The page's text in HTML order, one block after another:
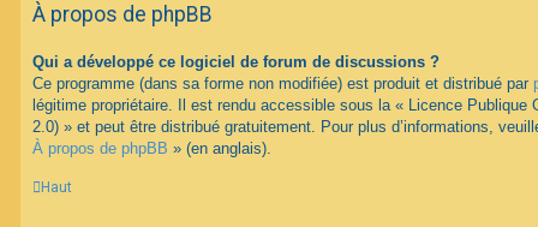
À propos de phpBB
Qui a développé ce logiciel de forum de discussions ?
Ce programme (dans sa forme non modifiée) est produit et distribué par
légitime propriétaire. Il est rendu accessible sous la « Licence Publique
2.0) » et peut être distribué gratuitement. Pour plus d’informations,
À propos de phpBB » (en anglais).
Haut